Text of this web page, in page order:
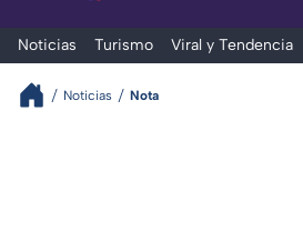
Noticias Turismo Viral y Tendencia
Noticias Nota